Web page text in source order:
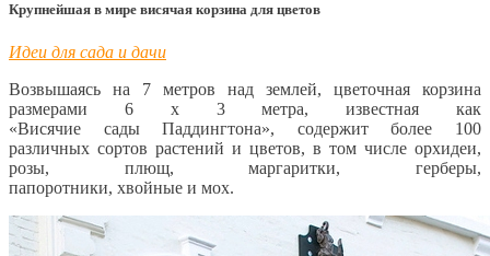
Крупнейшая в мире висячая корзина для цветов
Идеи для сада и дачи
Возвышаясь на 7 метров над землей, цветочная корзина
размерами 6 х 3 метра, известная как
«Висячие сады Паддингтона», содержит более 100
различных сортов растений и цветов, в том числе орхидеи,
розы, плющ, маргаритки, герберы,
папоротники, хвойные и мох.